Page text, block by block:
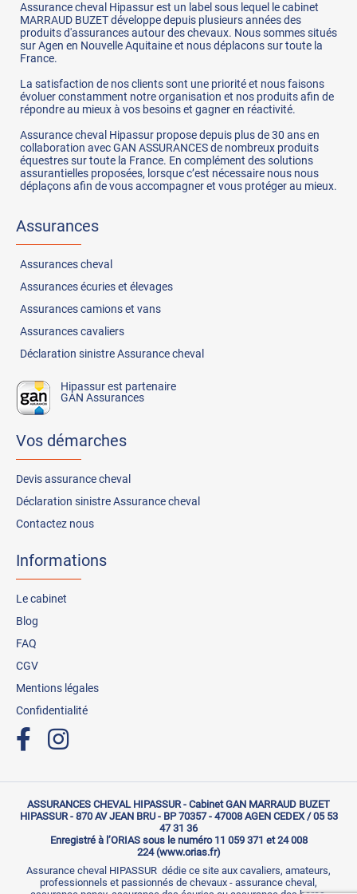
Assurance cheval Hipassur est un label sous lequel le cabinet
MARRAUD BUZET développe depuis plusieurs années des
produits d'assurances autour des chevaux. Nous sommes situés
sur Agen en Nouvelle Aquitaine et nous déplacons sur toute la
France.
La satisfaction de nos clients sont une priorité et nous faisons
évoluer constamment notre organisation et nos produits afin de
répondre au mieux à vos besoins et gagner en réactivité.
Assurance cheval Hipassur propose depuis plus de 30 ans en
collaboration avec GAN ASSURANCES de nombreux produits
équestres sur toute la France. En complément des solutions
assurantielles proposées, lorsque c’est nécessaire nous nous
déplaçons afin de vous accompagner et vous protéger au mieux.
Assurances
Assurancescheval
Assurancesécuries et élevages
Assurancescamions et vans
Assurancescavaliers
Déclaration sinistre Assurance cheval
Hipassur est partenaire
GAN Assurances
Vos démarches
Devis assurance cheval
Déclaration sinistre Assurance cheval
Contactez nous
Informations
Le cabinet
Blog
FAQ
CGV
Mentions légales
Confidentialité
ASSURANCES CHEVAL HIPASSUR - Cabinet GAN MARRAUD BUZET
HIPASSUR - 870 AV JEAN BRU - BP 70357 - 47008 AGEN CEDEX / 05 53
47 31 36
Enregistré à l’ORIAS sous le numéro 11 059 371 et 24 008
224 (www.orias.fr)
Assurance cheval HIPASSUR dédie ce site aux cavaliers, amateurs,
professionnels et passionnés de chevaux - assurance cheval,